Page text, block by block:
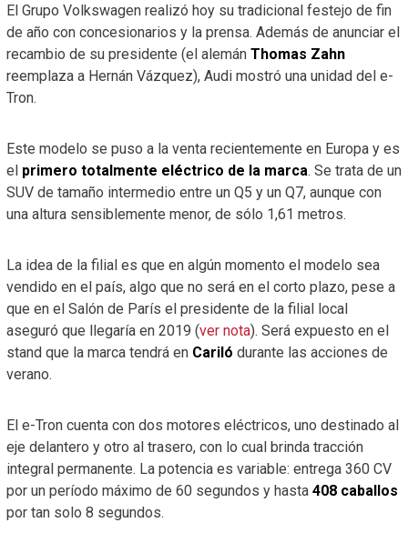
El Grupo Volkswagen realizó hoy su tradicional festejo de fin
de año con concesionarios y la prensa. Además de anunciar el
recambio de su presidente (el alemán Thomas Zahn
reemplaza a Hernán Vázquez), Audi mostró una unidad del e-
Tron.
Este modelo se puso a la venta recientemente en Europa y es
el primero totalmente eléctrico de la marca. Se trata de un
SUV de tamaño intermedio entre un Q5 y un Q7, aunque con
una altura sensiblemente menor, de sólo 1,61 metros.
La idea de la filial es que en algún momento el modelo sea
vendido en el país, algo que no será en el corto plazo, pese a
que en el Salón de París el presidente de la filial local
aseguró que llegaría en 2019 (ver nota). Será expuesto en el
stand que la marca tendrá en Cariló durante las acciones de
verano.
El e-Tron cuenta con dos motores eléctricos, uno destinado al
eje delantero y otro al trasero, con lo cual brinda tracción
integral permanente. La potencia es variable: entrega 360 CV
por un período máximo de 60 segundos y hasta 408 caballos
por tan solo 8 segundos.